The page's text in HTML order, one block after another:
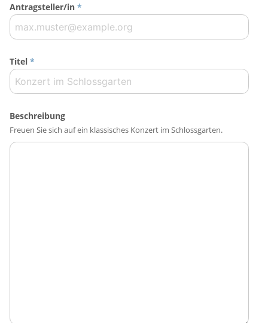
Antragsteller/in *
Titel *
Beschreibung
Freuen Sie sich auf ein klassisches Konzert im Schlossgarten.